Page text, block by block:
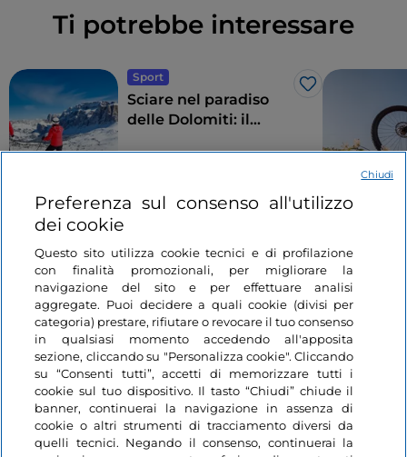
Ti potrebbe interessare
Sport
Like
Sciare nel paradiso
delle Dolomiti: il
Informazioni sul sito
Link Utili
Preferenza sul consenso all'utilizzo
dei cookie
Questo sito utilizza cookie tecnici e di profilazione
con finalità promozionali, per migliorare la
navigazione del sito e per effettuare analisi
aggregate. Puoi decidere a quali cookie (divisi per
categoria) prestare, rifiutare o revocare il tuo consenso
in qualsiasi momento accedendo all'apposita
sezione, cliccando su "Personalizza cookie". Cliccando
su “Consenti tutti”, accetti di memorizzare tutti i
cookie sul tuo dispositivo. Il tasto “Chiudi” chiude il
banner, continuerai la navigazione in assenza di
cookie o altri strumenti di tracciamento diversi da
quelli tecnici. Negando il consenso, continuerai la
Chiudi